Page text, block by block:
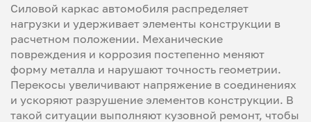
Силовой каркас автомобиля распределяет
нагрузки и удерживает элементы конструкции в
расчетном положении. Механические
повреждения и коррозия постепенно меняют
форму металла и нарушают точность геометрии.
Перекосы увеличивают напряжение в соединениях
и ускоряют разрушение элементов конструкции. В
такой ситуации выполняют кузовной ремонт, чтобы